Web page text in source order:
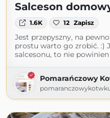
Salceson
1.6K 12 Zapisz
Jest przepyszny, na
prostu warto go zrobić. :)
salcesonu, to nie powinien
Pomarańczowy